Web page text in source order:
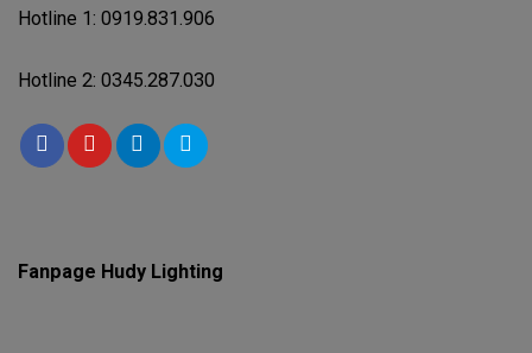
Hotline 1: 0919.831.906
Hotline 2: 0345.287.030
Fanpage Hudy Lighting